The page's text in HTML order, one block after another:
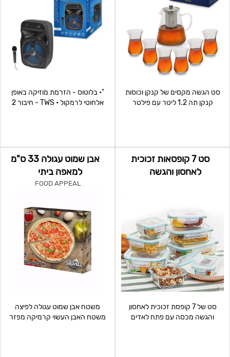
סט הגשה מקסים של קנקן וכוסות
קנקן תה 1.2 ליטר עם פילטר
"• בלוטוס - הזרמת מוזיקה באופן
אלחוטי לרמקול • TWS - חיבור 2
סט 7 קופסאות זכוכית
לאחסון והגשה
סט של 7 קופסת זכוכית לאחסון
והגשה מכסה עם פתח לאדים
אבן שמוט עגולה 33 ס"מ
למאפה ביתי
FOOD APPEAL
משטח אבן שמוט עגולה לפיצה
משטח האבן העשוי קרמיקה מפזר